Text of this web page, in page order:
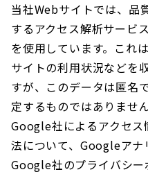
当社Webサイトでは、品
するアクセス解析サービ
を使用しています。これ
サイトの利用状況などを
すが、このデータは匿名
定するものではありません
Google社によるアクセ
法について、Googleアナ
Google社のプライバシ